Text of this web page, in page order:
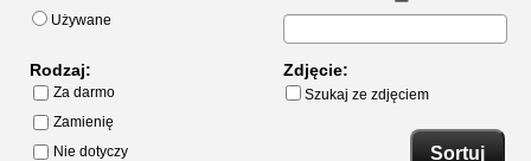
Używane
Rodzaj:
Za darmo
Zamienię
Nie dotyczy
Zdjęcie:
Szukaj ze zdjęciem